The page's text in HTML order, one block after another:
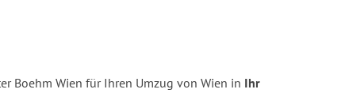
Boehm Wien für Ihren Umzug von Wien in Ihr